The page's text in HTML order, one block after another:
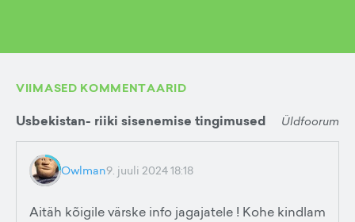
VIIMASED KOMMENTAARID
Usbekistan- riiki sisenemise tingimused Üldfoorum
Owlman9. juuli 2024 18:18
Aitäh kõigile värske info jagajatele ! Kohe kindlam